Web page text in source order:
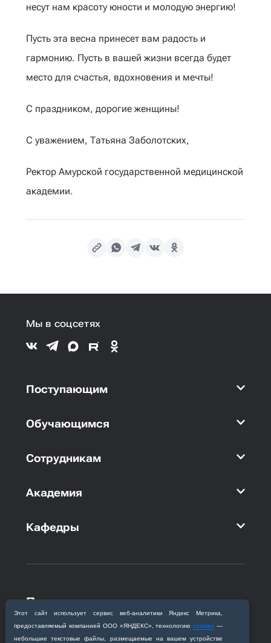
несут нам красоту юности и молодую энергию!
Пусть эта весна принесет вам радость и
гармонию. Пусть в вашей жизни всегда будет
место для счастья, вдохновения и мечты!
С праздником, дорогие женщины!
С уважением, Татьяна Заболотских,
Ректор Амурской государственной медицинской
академии.
Этот сайт использует сервис веб‑аналитики Яндекс Метрика,
предоставляемый компанией ООО «ЯНДЕКС», технологиюcookies —
небольшие текстовые файлы, размещаемые на вашем устройстве
Мы в соцсетях
Поступающим
Обучающимся
Сотрудникам
Академия
Кафедры
Приемная комиссия
Благовещенск, ул. Горького, 95
+7 (4162) 319‒016